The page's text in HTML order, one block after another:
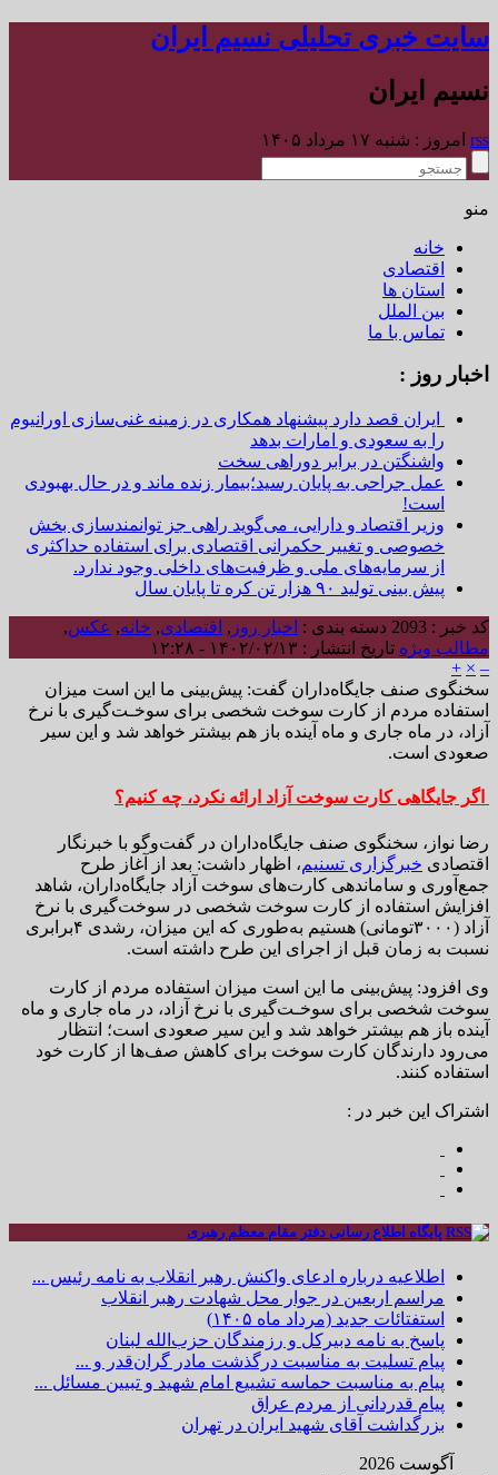
سایت خبری تحلیلی نسیم ایران
نسیم ایران
rss امروز : شنبه ۱۷ مرداد ۱۴۰۵
منو
خانه
اقتصادی
استان ها
بین الملل
تماس با ما
اخبار روز :
ایران قصد دارد پیشنهاد همکاری در زمینه غنی‌سازی اورانیوم
را به سعودی و امارات بدهد
واشنگتن در برابر دوراهی سخت
عمل جراحی به پایان رسید؛بیمار زنده ماند و در حال بهبودی
است!
وزیر اقتصاد و دارایی، می‌گوید راهی جز توانمندسازی بخش
خصوصی و تغییر حکمرانی اقتصادی برای استفاده حداکثری
از سرمایه‌های ملی و ظرفیت‌های داخلی وجود ندارد.
پیش بینی تولید ۹۰ هزار تن کره تا پایان سال
کد خبر : 2093 دسته بندی : اخبار روز , اقتصادی, خانه, عکس,
مطالب ویژه تاریخ انتشار : ۱۴۰۲/۰۲/۱۳ - ۱۲:۲۸
–
×
+
سخنگوی صنف جایگاه‌داران گفت: پیش‌بینی ما این است میزان
استفاده مردم از کارت سوخت شخصی برای سوخـت‌گیری با نرخ
آزاد، در ماه جاری و ماه‌ آینده باز هم بیشتر خواهد شد و این سیر
صعودی است.
اگر جایگاهی کارت سوخت آزاد ارائه نکرد، چه کنیم؟
رضا نواز، سخنگوی صنف جایگاه‌داران در گفت‌وگو با خبرنگار
اقتصادی خبرگزاری تسنیم، اظهار داشت: بعد از آغاز طرح
جمع‌آوری و ساماندهی کارت‌های سوخت آزاد جایگاه‌داران، شاهد
افزایش استفاده از کارت سوخت شخصی در سوخت‌گیری با نرخ
آزاد (۳۰۰۰تومانی) هستیم به‌طوری که این میزان، رشدی ۴برابری
نسبت به زمان قبل از اجرای این طرح داشته است.
وی افزود: پیش‌بینی ما این است میزان استفاده مردم از کارت
سوخت شخصی برای سوخـت‌گیری با نرخ آزاد، در ماه جاری و ماه‌
آینده باز هم بیشتر خواهد شد و این سیر صعودی است؛ انتظار
می‌رود دارندگان کارت سوخت برای کاهش صف‌ها از کارت خود
استفاده کنند.
اشتراک این خبر در :
پایگاه اطلاع رسانی دفتر مقام معظم رهبری
اطلاعیه درباره ادعای واکنش رهبر انقلاب به نامه رئیس ...
مراسم اربعین در جوار محل شهادت رهبر انقلاب
استفتائات جدید (مرداد ماه ۱۴۰۵)
پاسخ به نامه دبیرکل و رزمندگان حزب‌الله لبنان
پیام تسلیت به مناسبت درگذشت مادر گران‌قدر و ...
پیام به مناسبت حماسه تشییع امام شهید و تبیین مسائل ...
پیام قدردانی از مردم عراق
بزرگداشت آقای شهید ایران در تهران
آگوست 2026